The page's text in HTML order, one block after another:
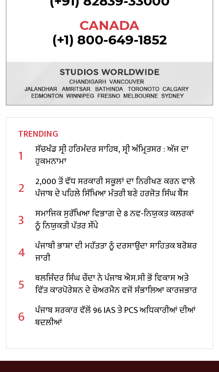
TRENDING
1
ਸੱਚਖੰਡ ਸ੍ਰੀ ਹਰਿਮੰਦਰ ਸਾਹਿਬ, ਸ੍ਰੀ ਅੰਮ੍ਰਿਤਸਰ : ਅੱਜ ਦਾ
ਹੁਕਮਨਾਮਾ
2
2,000 ਤੋਂ ਵੱਧ ਸਰਕਾਰੀ ਸਕੂਲਾਂ ਦਾ ਨਿਰੀਖਣ ਕਰਨ ਵਾਲੇ
ਪੰਜਾਬ ਦੇ ਪਹਿਲੇ ਸਿੱਖਿਆ ਮੰਤਰੀ ਬਣੇ ਹਰਜੋਤ ਸਿੰਘ ਬੈਂਸ
3
ਸਮਾਜਿਕ ਸੁਰੱਖਿਆ ਵਿਭਾਗ ਦੇ 8 ਨਵ-ਨਿਯੁਕਤ ਕਲਰਕਾਂ
ਨੂੰ ਨਿਯੁਕਤੀ ਪੱਤਰ ਸੌਂਪੇ
4
ਪੰਜਾਬੀ ਭਾਸ਼ਾ ਦੀ ਮਹੱਤਤਾ ਨੂੰ ਦਰਸਾਉਂਦਾ ਸਾਹਿਤਕ ਬਰੋਸ਼ਰ
ਜਾਰੀ
5
ਬਲਜਿੰਦਰ ਸਿੰਘ ਚੌਂਦਾ ਨੇ ਪੰਜਾਬ ਐਸ.ਸੀ ਭੋਂ ਵਿਕਾਸ ਅਤੇ
ਵਿੱਤ ਕਾਰਪੋਰੇਸ਼ਨ ਦੇ ਚੇਅਰਮੈਨ ਵਜੋਂ ਸੰਭਾਲਿਆ ਕਾਰਜਭਾਰ
6
ਪੰਜਾਬ ਸਰਕਾਰ ਵੱਲੋਂ 96 IAS ਤੇ PCS ਅਧਿਕਾਰੀਆਂ ਦੀਆਂ
ਬਦਲੀਆਂ